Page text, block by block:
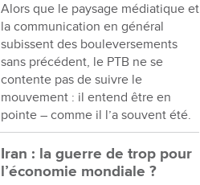
Alors que le paysage médiatique et
la communication en général
subissent des bouleversements
sans précédent, le PTB ne se
contente pas de suivre le
mouvement : il entend être en
pointe – comme il l’a souvent été.
Iran : la guerre de trop pour
l’économie mondiale ?